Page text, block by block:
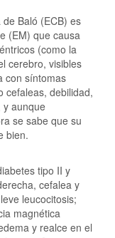
Baló (ECB) es
(EM) que causa
(como la
cerebro, visibles
con síntomas
cefaleas, debilidad,
y aunque
se sabe que su
bien.
tipo II y
cefalea y
leucocitosis;
magnética
y realce en el